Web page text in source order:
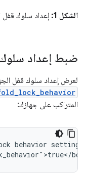
الشكل 1: إعداد سلوك قفل
ضبط إعداد
لعرض إعداد سلوك قفل
المتراكب على جهازك:
behavior setting